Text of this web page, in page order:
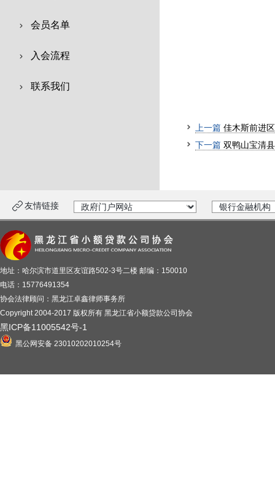
会员名单
入会流程
联系我们
上一篇 佳木斯前进区
下一篇 双鸭山宝清县
友情链接
地址：哈尔滨市道里区友谊路502-3号二楼 邮编：150010
电话：15776491354
协会法律顾问：黑龙江卓鑫律师事务所
Copyright 2004-2017 版权所有 黑龙江省小额贷款公司协会
黑ICP备11005542号-1
黑公网安备 23010202010254号